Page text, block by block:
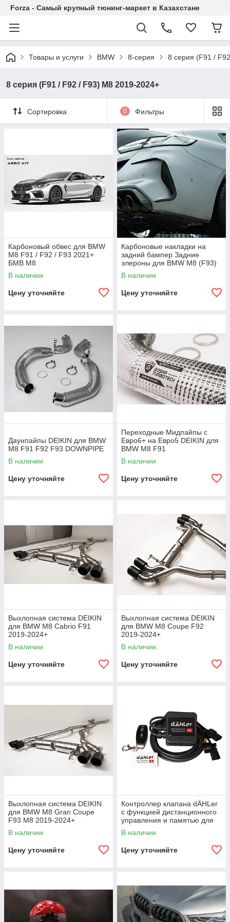
Forza - Самый крупный тюнинг-маркет в Казахстане
Товары и услуги BMW 8-серия 8 серия (F91 /
8 серия (F91 / F92 / F93) М8 2019-2024+
Сортировка 0 Фильтры
Карбоновый обвес для BMW
M8 F91 / F92 / F93 2021+
БМВ М8
В наличии
Цену уточняйте
Карбоновые накладки на
задний бампер Задние
элероны для BMW M8 (F93)
2019-2024+
В наличии
Цену уточняйте
Даунпайпы DEIKIN для BMW
M8 F91 F92 F93 DOWNPIPE
В наличии
Цену уточняйте
Переходные Мидпайпы с
Евро6+ на Евро5 DEIKIN для
BMW M8 F91
В наличии
Цену уточняйте
Выхлопная система DEIKIN
для BMW M8 Cabrio F91
2019-2024+
В наличии
Цену уточняйте
Выхлопная система DEIKIN
для BMW M8 Coupe F92
2019-2024+
В наличии
Цену уточняйте
Выхлопная система DEIKIN
для BMW M8 Gran Coupe
F93 М8 2019-2024+
В наличии
Цену уточняйте
Контроллер клапана dÄHLer
с функцией дистанционного
управления и памятью для
BMW M8 F92 2019-2024+
В наличии
Цену уточняйте